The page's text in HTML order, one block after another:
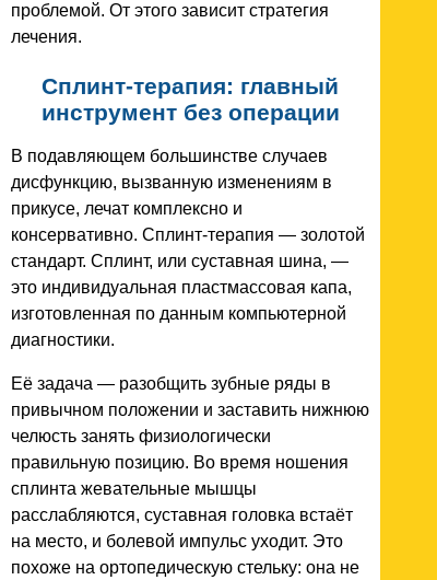
проблемой. От этого зависит стратегия
лечения.
Сплинт-терапия: главный
инструмент без операции
В подавляющем большинстве случаев
дисфункцию, вызванную изменениям в
прикусе, лечат комплексно и
консервативно. Сплинт-терапия — золотой
стандарт. Сплинт, или суставная шина, —
это индивидуальная пластмассовая капа,
изготовленная по данным компьютерной
диагностики.
Её задача — разобщить зубные ряды в
привычном положении и заставить нижнюю
челюсть занять физиологически
правильную позицию. Во время ношения
сплинта жевательные мышцы
расслабляются, суставная головка встаёт
на место, и болевой импульс уходит. Это
похоже на ортопедическую стельку: она не